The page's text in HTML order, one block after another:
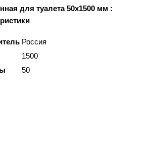
для туалета 50х1500 мм :
Россия
1500
50